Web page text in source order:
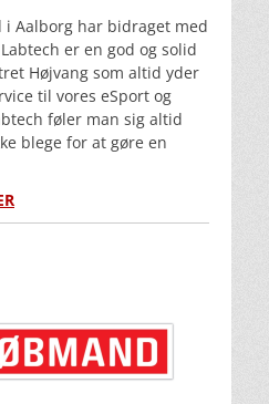
i Aalborg har bidraget med
er en god og solid
Højvang som altid yder
til vores eSport og
føler man sig altid
blege for at gøre en